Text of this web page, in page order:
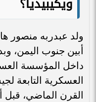
أبين جنوب اليمن،
داخل المؤسسة
العسكرية التابعة
القرن الماضي، قبل